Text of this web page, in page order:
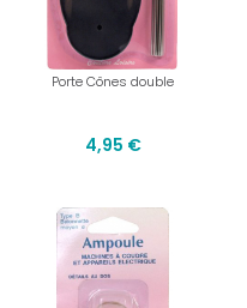
Porte Cônes double
4,95 €